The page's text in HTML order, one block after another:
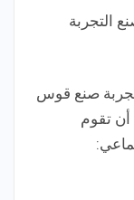
التجربة
صنع قوس
تقوم